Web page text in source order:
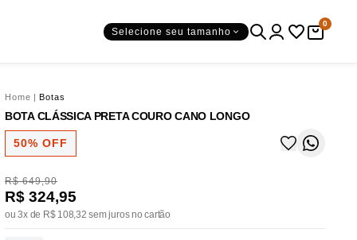
Selecione seu tamanho
0
Home | Botas
BOTA CLÁSSICA PRETA COURO CANO LONGO
50% OFF
R$ 649,90
R$ 324,95
ou 3x de R$ 108,32 sem juros no cartão